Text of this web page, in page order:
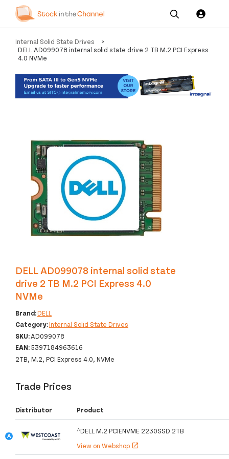
Our
Services
Pricing
Resources
Us
Internal Solid State Drives
>
DELL AD099078 internal solid state drive 2 TB M.2 PCI Express
4.0 NVMe
DELL AD099078 internal solid state
drive 2 TB M.2 PCI Express 4.0
NVMe
Brand:DELL
Category:Internal Solid State Drives
SKU:AD099078
EAN:5397184963616
2TB, M.2, PCI Express 4.0, NVMe
Trade Prices
Distributor Product
^DELL M.2 PCIENVME 2230SSD 2TB
View on Webshop open_in_new